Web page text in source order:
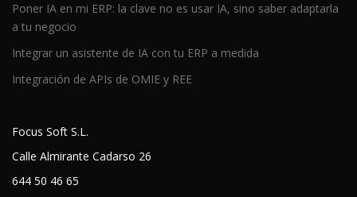
Poner IA en mi ERP: la clave no es usar IA, sino saber adaptarla
a tu negocio
Integrar un asistente de IA con tu ERP a medida
Integración de APIs de OMIE y REE
Focus Soft S.L.
Calle Almirante Cadarso 26
644 50 46 65